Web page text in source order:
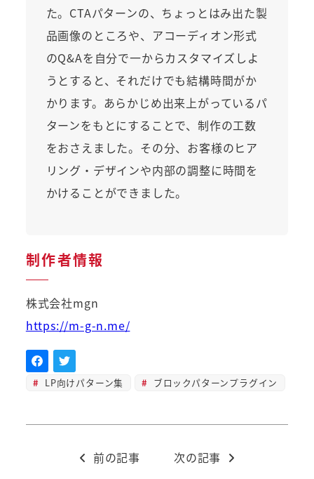
た。CTAパターンの、ちょっとはみ出た製
品画像のところや、アコーディオン形式
のQ&Aを自分で一からカスタマイズしよ
うとすると、それだけでも結構時間がか
かります。あらかじめ出来上がっているパ
ターンをもとにすることで、制作の工数
をおさえました。その分、お客様のヒア
リング・デザインや内部の調整に時間を
かけることができました。
制作者情報
株式会社mgn
https://m-g-n.me/
LP向けパターン集 ブロックパターンプラグイン
前の記事 次の記事